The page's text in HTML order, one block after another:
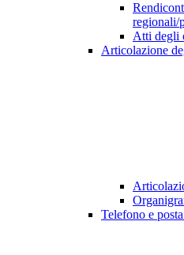
regionali/
Atti degli
Articolazione
Telefono e